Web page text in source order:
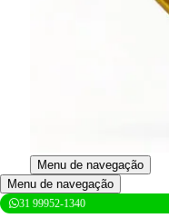
Menu de navegação
Menu de navegação
31 99952-1340